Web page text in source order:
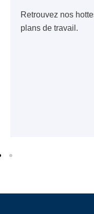
Retrouvez nos
plans de travail.